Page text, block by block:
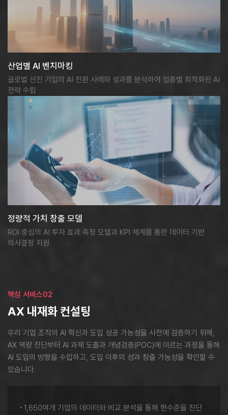
산업별 AI 벤치마킹
글로벌 선진 기업의 AI 전환 사례와 성과를 분석하여 업종별 최적화된 AI
전략 수립
정량적 가치 창출 모델
ROI 중심의 AI 투자 효과 측정 모델과 KPI 체계를 통한 데이터 기반
의사결정 지원
핵심 서비스02
AX 내재화 컨설팅
우리 기업 조직의 AI 혁신과 도입 성공 가능성을 사전에 검증하기 위해,
AX 역량 진단부터 AI 과제 도출과 개념검증(POC)에 이르는 과정을 통해
AI 도입의 방향을 수립하고,
도입 이후의 성과 창출 가능성을 확인할 수
있습니다.
1,650여개 기업의 데이터와 비교 분석을 통해 현수준을 진단